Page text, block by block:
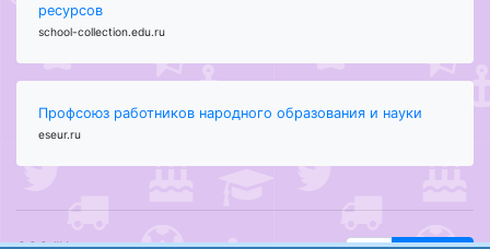
ресурсов
school-collection.edu.ru
Профсоюз работников народного образования и науки
eseur.ru